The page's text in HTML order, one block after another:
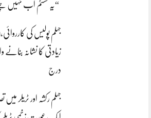
“یہ سسٹم اب نہیں
زیادتی کا نشانہ بنانے
درج
جہلم رکشہ اور ٹریلر میں